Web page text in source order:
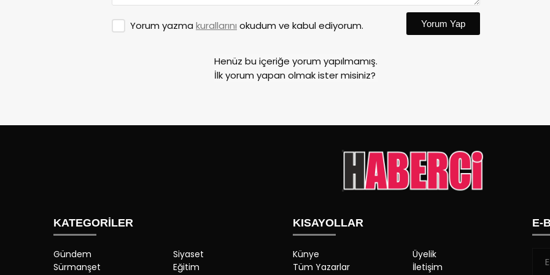
Yorum yazma kurallarını okudum ve kabul ediyorum. Yorum Yap
Henüz bu içeriğe yorum yapılmamış.
İlk yorum yapan olmak ister misiniz?
KATEGORİLER
Gündem
Siyaset
Sürmanşet
Eğitim
KISAYOLLAR
Künye
Üyelik
Tüm Yazarlar
İletişim
E-